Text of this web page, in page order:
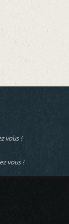
vous !
vous !